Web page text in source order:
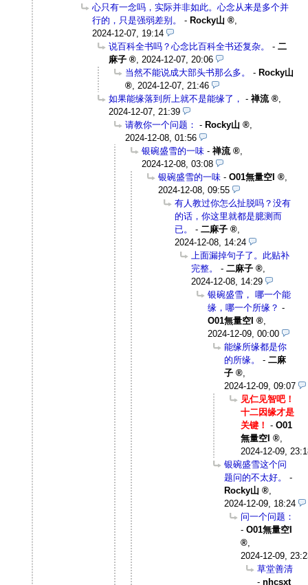
心只有一念吗，实际并非如此。心念从来是多个并
行的，只是强弱差别。
- Rocky山
2024-12-07, 19:14
说百科全书吗？心念比百科全书还复杂。
- 二
麻子
2024-12-07, 20:06
当然不能说成大部头书那么多。
- Rocky山
2024-12-07, 21:46
如果能缘落到所上就不是能缘了， - 禅流
2024-12-07, 21:39
请教你一个问题： - Rocky山
2024-12-08, 01:56
银碗盛雪的一味 - 禅流
2024-12-08, 03:08
银碗盛雪的一味 - O01無量空I
2024-12-08, 09:55
有人教过你怎么扯脱吗？没有
的话，你这里就都是臆测而
已。
- 二麻子
2024-12-08, 14:24
上面漏掉句子了。此贴补
完整。
- 二麻子
2024-12-08, 14:29
银碗盛雪， 哪一个能
缘，哪一个所缘？ -
O01無量空I
2024-12-09, 00:00
能缘所缘都是你
的所缘。
- 二麻
子
2024-12-09, 09:07
见仁见智吧！
十二因缘才是
关键！ - O01
無量空I
2024-12-09,
银碗盛雪这个问
题问的不太好。
-
Rocky山
2024-12-09, 18:24
问一个问题：
- O01無量空I
2024-12-09,
草堂善清
- nhcsxt